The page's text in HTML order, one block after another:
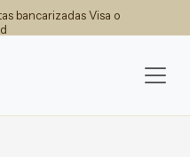
bancarizadas Visa o